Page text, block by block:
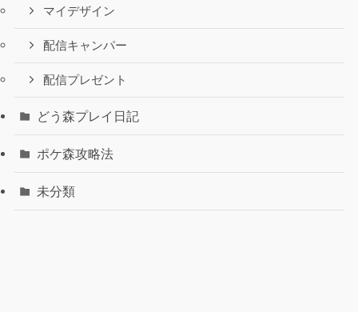
マイデザイン
配信キャンパー
配信プレゼント
どう森プレイ日記
ポケ森攻略法
未分類